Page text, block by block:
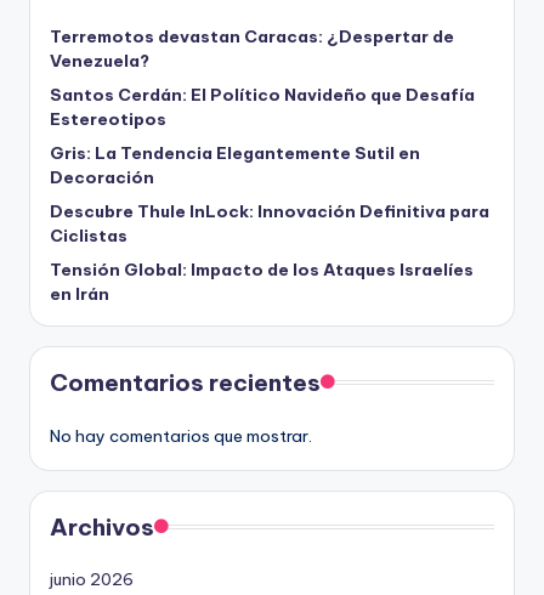
Terremotos devastan Caracas: ¿Despertar de
Venezuela?
Santos Cerdán: El Político Navideño que Desafía
Estereotipos
Gris: La Tendencia Elegantemente Sutil en
Decoración
Descubre Thule InLock: Innovación Definitiva para
Ciclistas
Tensión Global: Impacto de los Ataques Israelíes
en Irán
Comentarios recientes
No hay comentarios que mostrar.
Archivos
junio 2026